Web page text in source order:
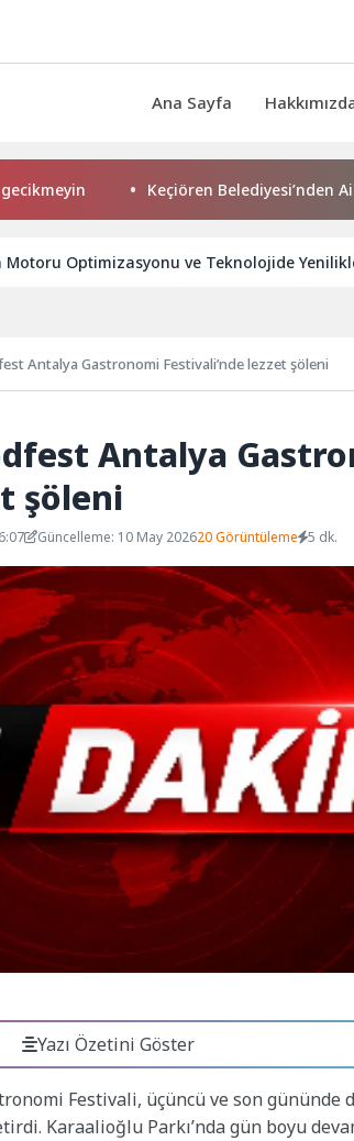
Ana Sayfa
Keçiören Belediyesi’nden Ailelere
Motoru Optimizasyonu ve Teknolojide
Antalya Gastronomi Festivali’nde lezzet şöleni
Antalya
şöleni
Güncelleme: 10 May 202620 Görüntüleme 5 dk.
Yazı Özetini Göster
Festivali, üçüncü ve son gününde
Karaalioğlu Parkı’nda gün boyu